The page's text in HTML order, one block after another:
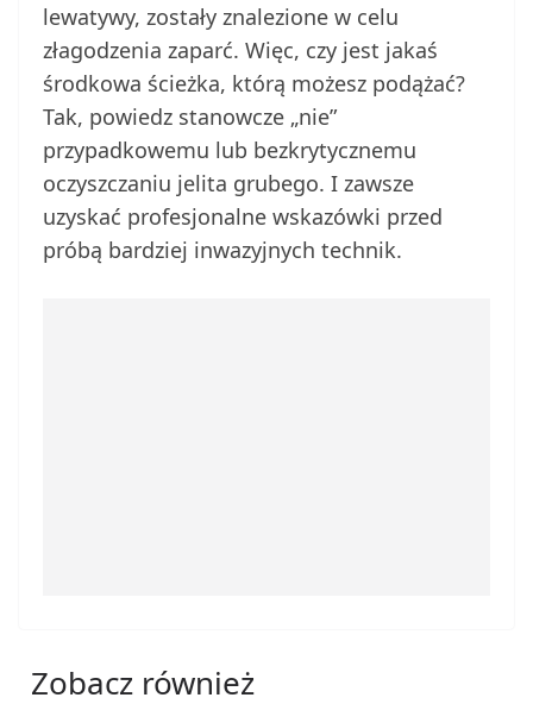
lewatywy, zostały znalezione w celu
złagodzenia zaparć. Więc, czy jest jakaś
środkowa ścieżka, którą możesz podążać?
Tak, powiedz stanowcze „nie”
przypadkowemu lub bezkrytycznemu
oczyszczaniu jelita grubego. I zawsze
uzyskać profesjonalne wskazówki przed
próbą bardziej inwazyjnych technik.
Zobacz również